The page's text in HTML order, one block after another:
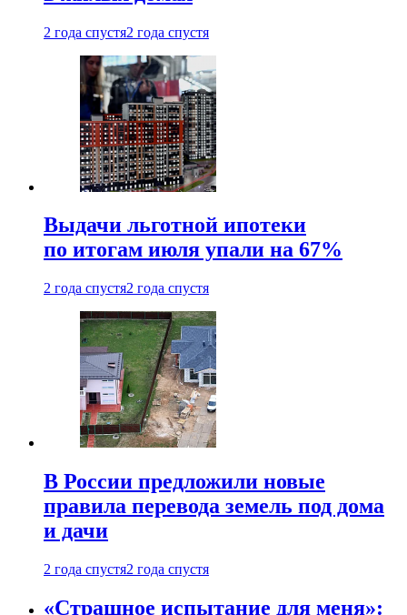
2 года спустя2 года спустя
Выдачи льготной ипотеки
по итогам июля упали на 67%
2 года спустя2 года спустя
В России предложили новые
правила перевода земель под дома
и дачи
2 года спустя2 года спустя
«Страшное испытание для меня»: